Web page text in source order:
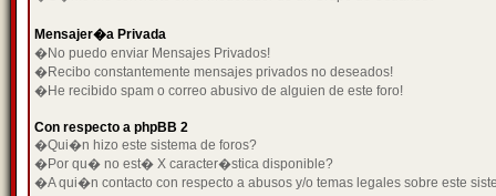
Mensajer�a Privada
�No puedo enviar Mensajes Privados!
�Recibo constantemente mensajes privados no deseados!
�He recibido spam o correo abusivo de alguien de este foro!
Con respecto a phpBB 2
�Qui�n hizo este sistema de foros?
�Por qu� no est� X caracter�stica disponible?
�A qui�n contacto con respecto a abusos y/o temas legales sobre este